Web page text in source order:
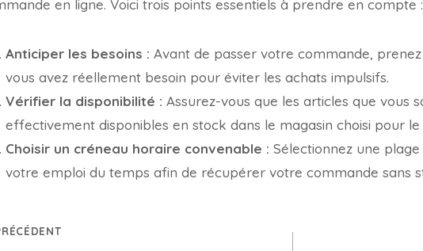
en ligne. Voici trois points essentiels à prendre en compte :
Anticiper les besoins : Avant de passer votre commande,
vous avez réellement besoin pour éviter les achats impulsifs.
Vérifier la disponibilité : Assurez-vous que les articles que vous
effectivement disponibles en stock dans le magasin choisi pour
Choisir un créneau horaire convenable : Sélectionnez une
votre emploi du temps afin de récupérer votre commande sans